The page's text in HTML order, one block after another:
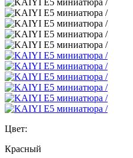
Цвет:
Красный